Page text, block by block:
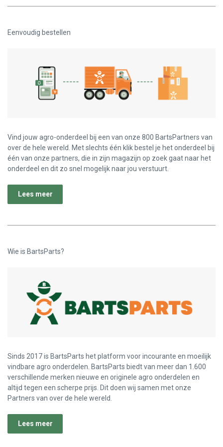
Eenvoudig bestellen
Vind jouw agro-onderdeel bij een van onze 800 BartsPartners van
over de hele wereld. Met slechts één klik bestel je het onderdeel bij
één van onze partners, die in zijn magazijn op zoek gaat naar het
onderdeel en dit zo snel mogelijk naar jou verstuurt.
Lees meer
Wie is BartsParts?
Sinds 2017 is BartsParts het platform voor incourante en moeilijk
vindbare agro onderdelen. BartsParts biedt van meer dan 1.600
verschillende merken nieuwe en originele agro onderdelen en
altijd tegen een scherpe prijs. Dit doen wij samen met onze
Partners van over de hele wereld.
Lees meer